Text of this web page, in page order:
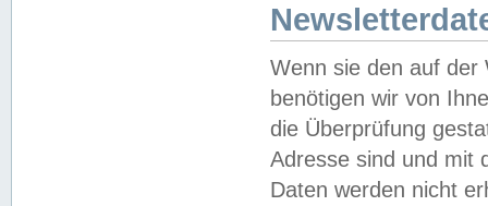
Wenn sie den auf der
benötigen wir von
die Überprüfung
Adresse sind und mit
Daten werden nicht